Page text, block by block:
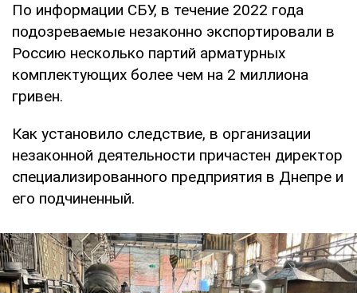
По информации СБУ, в течение 2022 года
подозреваемые незаконно экспортировали в
Россию несколько партий арматурных
комплектующих более чем на 2 миллиона
гривен.
Как установило следствие, в организации
незаконной деятельности причастен директор
специализированного предприятия в Днепре и
его подчиненный.